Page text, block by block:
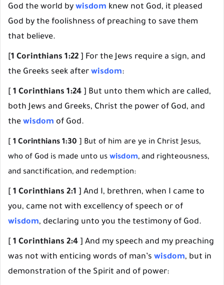
God the world by wisdom knew not God, it pleased
God by the foolishness of preaching to save them
that believe.
1 Corinthians 1:22 ] For the Jews require a sign, and
the Greeks seek after wisdom:
1 Corinthians 1:24 ] But unto them which are called,
both Jews and Greeks, Christ the power of God, and
the wisdom of God.
[ 1 Corinthians 1:30 ] But of him are ye in Christ Jesus,
who of God is made unto us wisdom, and righteousness,
and sanctification, and redemption:
1 Corinthians 2:1
] And I, brethren, when I came to
you, came not with excellency of speech or of
wisdom, declaring unto you the testimony of God.
1 Corinthians 2:4 ] And my speech and my preaching
was not with enticing words of man’s wisdom, but in
demonstration of the Spirit and of power: